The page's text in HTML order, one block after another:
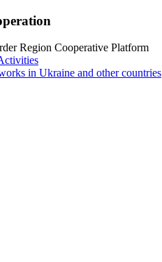
Region Cooperative Platform
in Ukraine and other countries